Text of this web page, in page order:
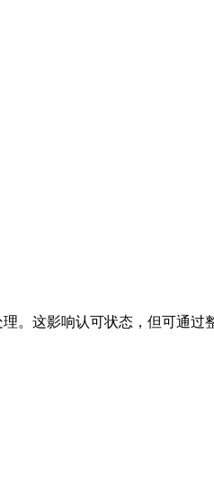
。这影响认可状态，但可通过